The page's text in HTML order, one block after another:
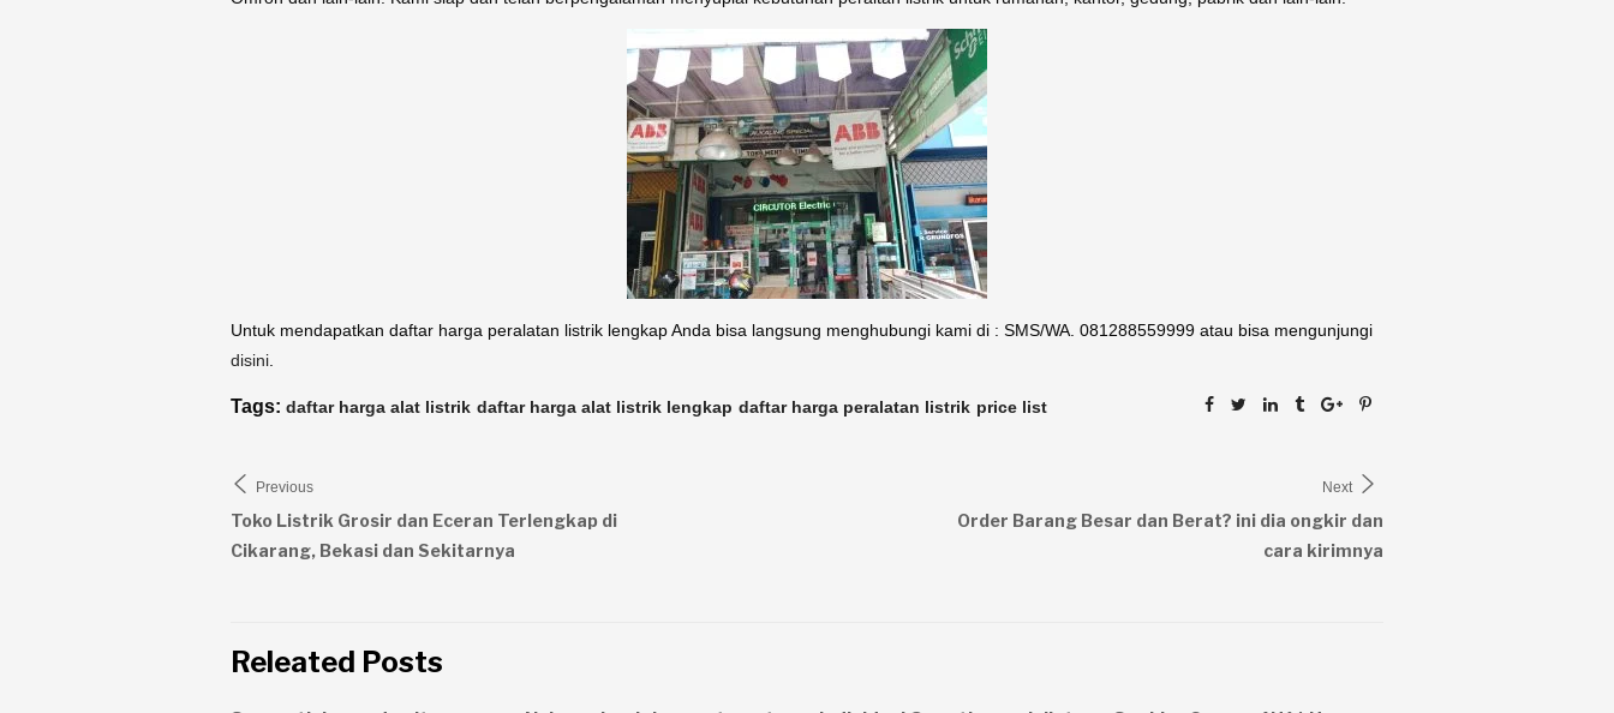
Untuk mendapatkan daftar harga peralatan listrik lengkap Anda bisa langsung menghubungi kami di : SMS/WA. 081288559999 atau bisa mengunjungi
disini
Tags: daftar harga alat listrik daftar harga alat listrik lengkap daftar harga peralatan listrik price list
Navigasi
pos
Previous
Toko Listrik Grosir dan Eceran Terlengkap di
Cikarang, Bekasi dan Sekitarnya
Next
Order Barang Besar dan Berat? ini dia ongkir dan
cara kirimnya
Releated Posts